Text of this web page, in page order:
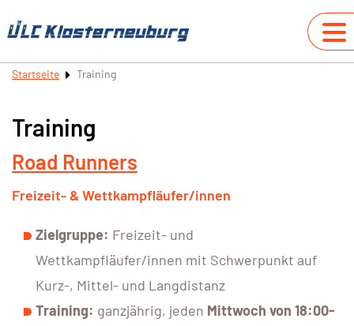
Startseite Training
Training
Road Runners
Freizeit- & Wettkampfläufer/innen
Zielgruppe: Freizeit- und
Wettkampfläufer/innen mit Schwerpunkt auf
Kurz-, Mittel- und Langdistanz
Training: ganzjährig, jeden Mittwoch von 18:00-